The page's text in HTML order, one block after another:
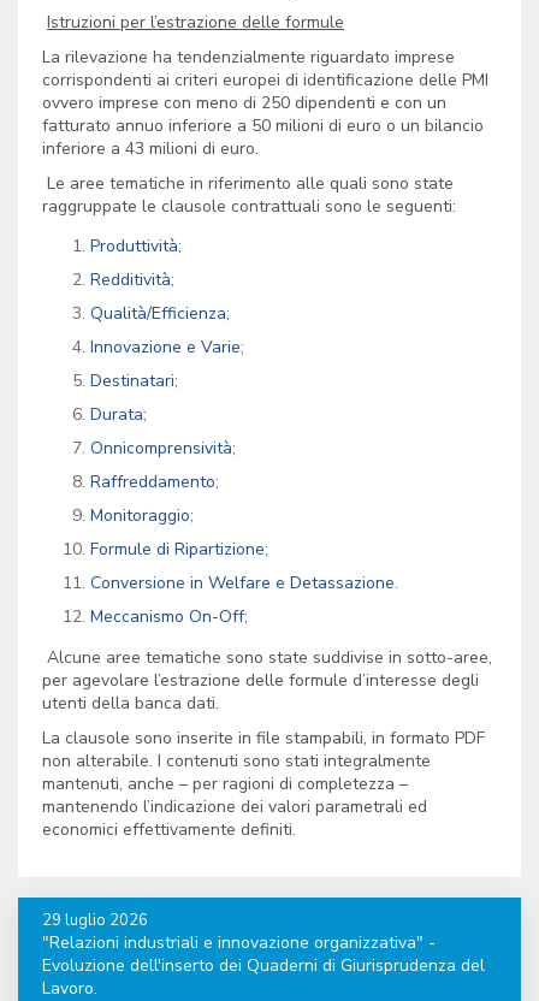
Istruzioni per l’estrazione delle formule
La rilevazione ha tendenzialmente riguardato imprese
corrispondenti ai criteri europei di identificazione delle PMI
ovvero imprese con meno di 250 dipendenti e con un
fatturato annuo inferiore a 50 milioni di euro o un bilancio
inferiore a 43 milioni di euro.
Le aree tematiche in riferimento alle quali sono state
raggruppate le clausole contrattuali sono le seguenti:
Produttività;
Redditività;
Qualità/Efficienza;
Innovazione e Varie;
Destinatari;
Durata;
Onnicomprensività;
Raffreddamento;
Monitoraggio;
Formule di Ripartizione;
Conversione in Welfare e Detassazione.
Meccanismo On-Off;
Alcune aree tematiche sono state suddivise in sotto-aree,
per agevolare l’estrazione delle formule d’interesse degli
utenti della banca dati.
La clausole sono inserite in file stampabili, in formato PDF
non alterabile. I contenuti sono stati integralmente
mantenuti, anche – per ragioni di completezza –
mantenendo l’indicazione dei valori parametrali ed
economici effettivamente definiti.
29 luglio 2026
"Relazioni industriali e innovazione organizzativa" -
Evoluzione dell'inserto dei Quaderni di Giurisprudenza del
Lavoro.